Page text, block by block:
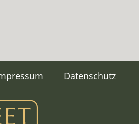
Datenschutz